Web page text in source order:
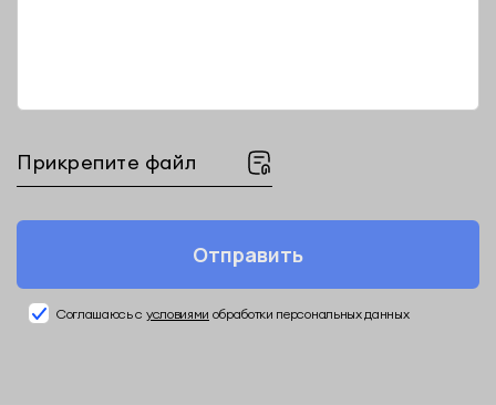
Прикрепите файл
Отправить
Соглашаюсь с условиями обработки персональных данных